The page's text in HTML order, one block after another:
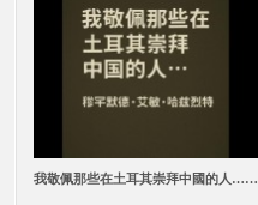
我敬佩那些在土耳其崇拜中國的人……